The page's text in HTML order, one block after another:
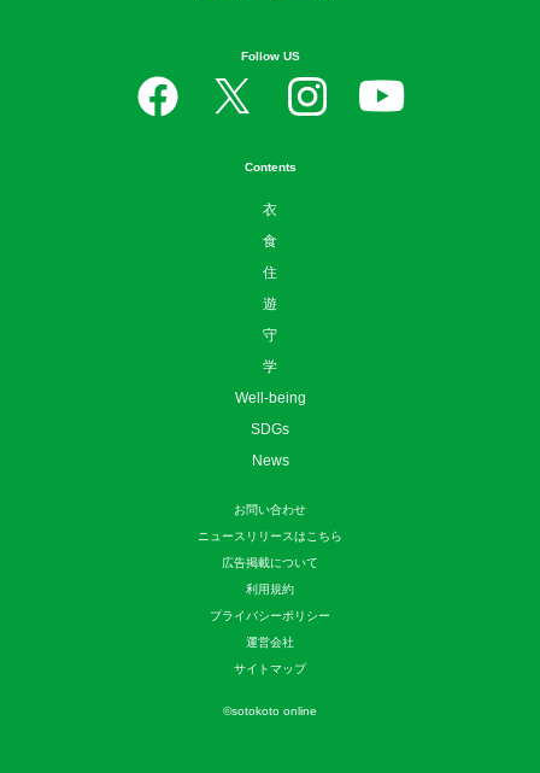
Follow US
Contents
衣
食
住
遊
守
学
Well-being
SDGs
News
お問い合わせ
ニュースリリースはこちら
広告掲載について
利用規約
プライバシーポリシー
運営会社
サイトマップ
©sotokoto online